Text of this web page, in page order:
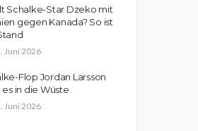
Schalke-Star Dzeko mit
gegen Kanada? So ist
Juni 2026
Flop Jordan Larsson
es in die Wüste
Juni 2026